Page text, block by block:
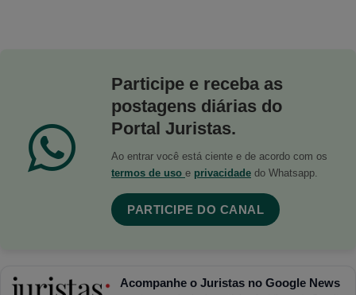
Participe e receba as
postagens diárias do
Portal Juristas.
Ao entrar você está ciente e de acordo com os
termos de uso e privacidade do Whatsapp.
PARTICIPE DO CANAL
Acompanhe o Juristas no Google News